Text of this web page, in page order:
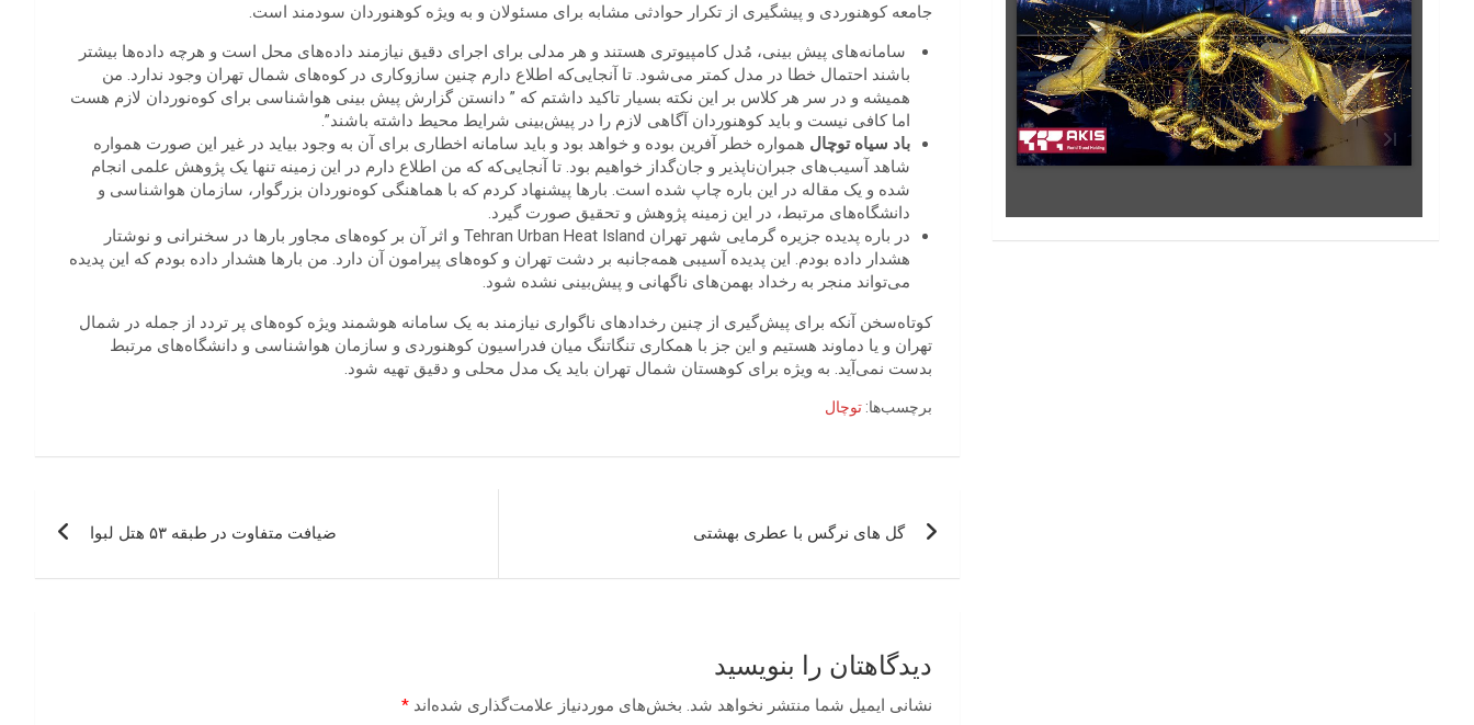
جامعه کوهنوردی و پیشگیری از تکرار حوادثی مشابه برای مسئولان و به ویژه کوهنوردان سودمند است.
سامانه‌های پیش بینی، مُدل کامپیوتری هستند و هر مدلی برای اجرای دقیق نیازمند داده‌های محل است و هرچه داده‌ها بیشتر
باشند احتمال خطا در مدل کمتر می‌شود. تا آنجایی‌که اطلاع دارم چنین سازوکاری در کوه‌های شمال تهران وجود ندارد. من
همیشه و در سر هر کلاس بر این نکته بسیار تاکید داشتم که ” دانستن گزارش پیش بینی هواشناسی برای کوه‌نوردان لازم هست
اما کافی نیست و باید کوهنوردان آگاهی لازم را در پیش‌بینی شرایط محیط داشته باشند”.
باد سیاه توچال همواره خطر آفرین بوده و خواهد بود و باید سامانه اخطاری برای آن به وجود بیاید در غیر این صورت همواره
شاهد آسیب‌های جبران‌ناپذیر و جان‌گداز خواهیم بود. تا آنجایی‌که که من اطلاع دارم در این زمینه تنها یک پژوهش علمی انجام
شده و یک مقاله در این باره چاپ شده است. بارها پیشنهاد کردم که با هماهنگی کوه‌نوردان بزرگوار، سازمان هواشناسی و
دانشگاه‌های مرتبط، در این زمینه پژوهش و تحقیق صورت گیرد.
در باره پدیده جزیره گرمایی شهر تهران Tehran Urban Heat Island و اثر آن بر کوه‌های مجاور بارها در سخنرانی و نوشتار
هشدار داده بودم. این پدیده آسیبی همه‌جانبه بر دشت تهران و کوه‌های پیرامون آن دارد. من بارها هشدار داده بودم که این پدیده
می‌تواند منجر به رخداد بهمن‌های ناگهانی و پیش‌بینی نشده شود.
کوتاه‌سخن آنکه برای پیش‌گیری از چنین رخدادهای ناگواری نیازمند به یک سامانه هوشمند ویژه کوه‌های پر تردد از جمله در شمال
تهران و یا دماوند هستیم و این جز با همکاری تنگاتنگ میان فدراسیون کوهنوردی و سازمان هواشناسی و دانشگاه‌های مرتبط
بدست نمی‌آید. به ویژه برای کوهستان شمال تهران باید یک مدل محلی و دقیق تهیه شود.
برچسب‌ها: توچال
نوشته
گل های نرگس با عطری بهشتی ضیافت متفاوت در طبقه ۵۳ هتل لبوا
دیدگاهتان را بنویسید
نشانی ایمیل شما منتشر نخواهد شد. بخش‌های موردنیاز علامت‌گذاری شده‌اند *